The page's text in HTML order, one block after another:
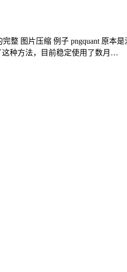
整 图片压缩 例子 pngquant 原本
这种方法，目前稳定使用了数月…